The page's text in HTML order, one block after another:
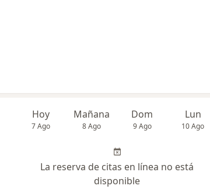
Hoy
7 Ago
Mañana
8 Ago
Dom
9 Ago
Lun
10 Ago
La reserva de citas en línea no está
disponible